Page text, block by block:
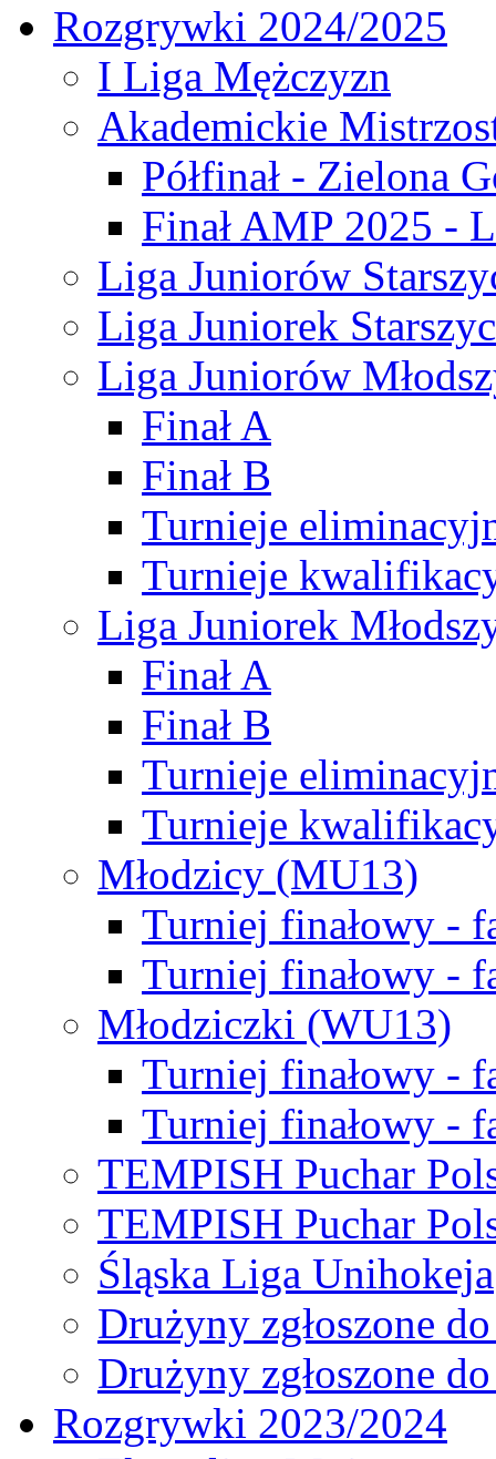
Rozgrywki 2024/2025
I Liga Mężczyzn
Akademickie
Półfinał - Zielona
Finał AMP 2025 -
Liga Juniorów
Liga Juniorek
Liga Juniorów
Finał A
Finał B
Turnieje
Turnieje
Liga Juniorek
Finał A
Finał B
Turnieje
Turnieje
Młodzicy (MU13)
Turniej finałowy -
Turniej finałowy -
Młodziczki (WU13)
Turniej finałowy -
Turniej finałowy -
TEMPISH Puchar
TEMPISH Puchar
Śląska Liga Unihokeja
Drużyny zgłoszone
Drużyny zgłoszone
Rozgrywki 2023/2024